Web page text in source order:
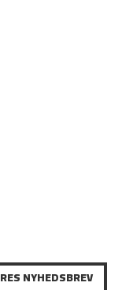
NYHEDSBREV